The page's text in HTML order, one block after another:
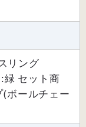
リング
セット商
ボールチェー